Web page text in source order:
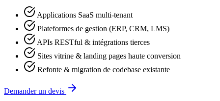
Applications SaaS multi-tenant
Plateformes de gestion (ERP, CRM, LMS)
APIs RESTful & intégrations tierces
Sites vitrine & landing pages haute conversion
Refonte & migration de codebase existante
Demander un devis